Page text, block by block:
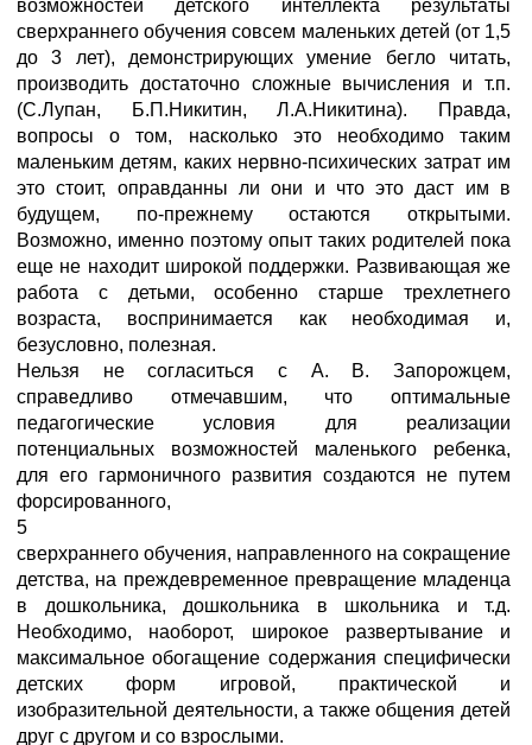
возможностей детского интеллекта результаты
сверхраннего обучения совсем маленьких детей (от 1,5
до 3 лет), демонстрирующих умение бегло читать,
производить достаточно сложные вычисления и т.п.
(С.Лупан, Б.П.Никитин, Л.А.Никитина). Правда,
вопросы о том, насколько это необходимо таким
маленьким детям, каких нервно-психических затрат им
это стоит, оправданны ли они и что это даст им в
будущем, по-прежнему остаются открытыми.
Возможно, именно поэтому опыт таких родителей пока
еще не находит широкой поддержки. Развивающая же
работа с детьми, особенно старше трехлетнего
возраста, воспринимается как необходимая и,
безусловно, полезная.
Нельзя не согласиться с А. В. Запорожцем,
справедливо отмечавшим, что оптимальные
педагогические условия для реализации
потенциальных возможностей маленького ребенка,
для его гармоничного развития создаются не путем
форсированного,
5
сверхраннего обучения, направленного на сокращение
детства, на преждевременное превращение младенца
в дошкольника, дошкольника в школьника и т.д.
Необходимо, наоборот, широкое развертывание и
максимальное обогащение содержания специфически
детских форм игровой, практической и
изобразительной деятельности, а также общения детей
друг с другом и со взрослыми.